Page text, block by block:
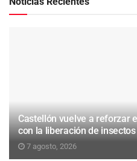
Castellón vuelve a reforzar
con la liberación de
7 agosto, 2026